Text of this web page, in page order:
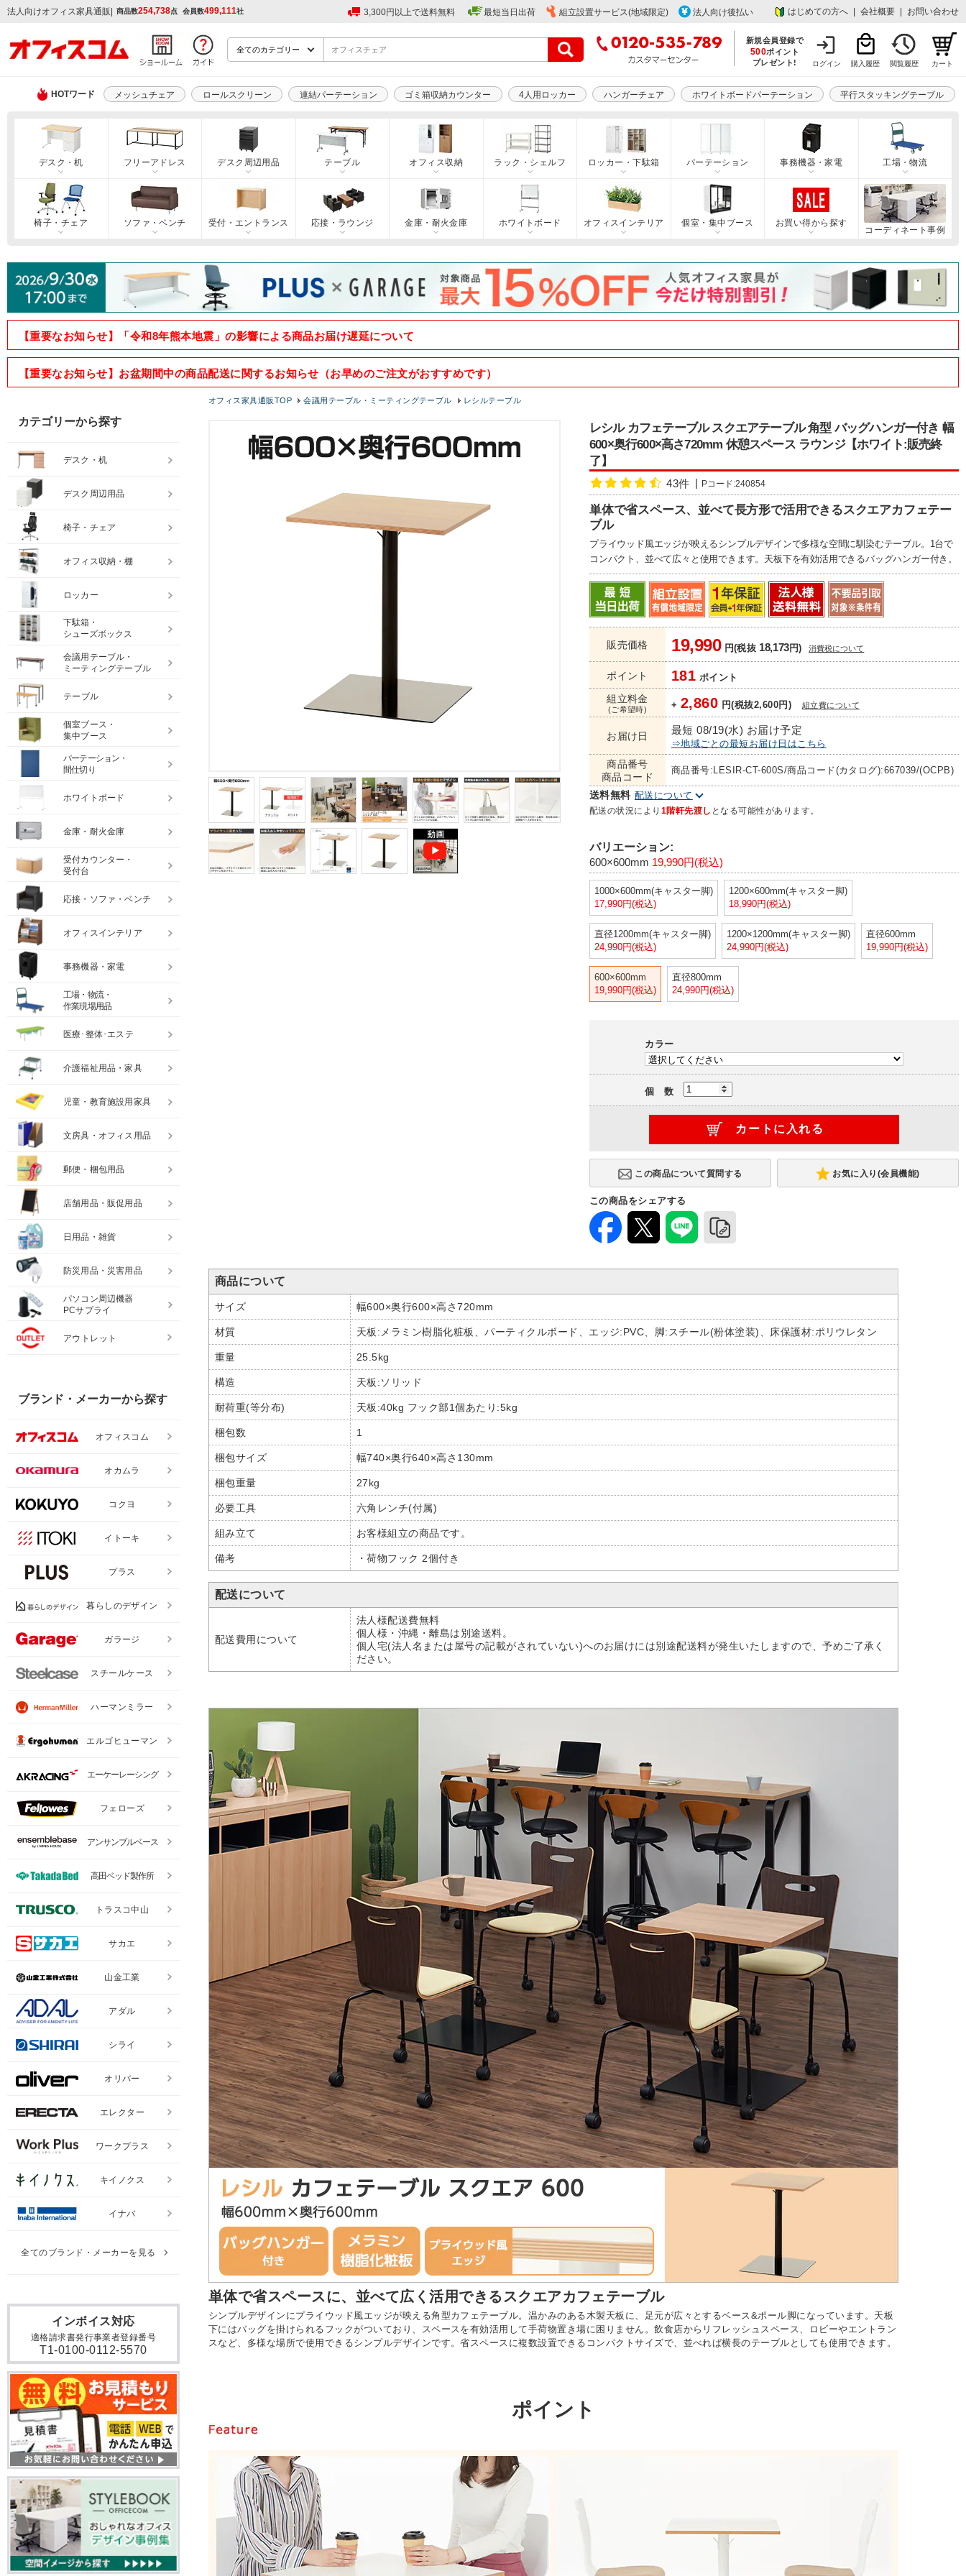
法人向けオフィス家具通販 | 商品数254,738点 会員数499,111社 3,300円以上で送料無料 最短当日出荷 組立設置サービス(地域限定) 法人向け後払い はじめての方へ 会社概要 お問い合わせ
新規会員登録で
500ポイント
プレゼント!
ログイン 購入履歴 閲覧履歴 カート
HOTワード メッシュチェア ロールスクリーン 連結パーテーション ゴミ箱収納カウンター 4人用ロッカー ハンガーチェア ホワイトボードパーテーション 平行スタッキングテーブル
デスク・机 フリーアドレス デスク周辺用品 テーブル オフィス収納 ラック・シェルフ ロッカー・下駄箱 パーテーション 事務機器・家電 工場・物流
椅子・チェア ソファ・ベンチ 受付・エントランス 応接・ラウンジ 金庫・耐火金庫 ホワイトボード オフィスインテリア 個室・集中ブース
お買い得から探す
コーディネート事例
【重要なお知らせ】「令和8年熊本地震」の影響による商品お届け遅延について
【重要なお知らせ】お盆期間中の商品配送に関するお知らせ（お早めのご注文がおすすめです）
オフィス家具通販TOP 会議用テーブル・ミーティングテーブル レシルテーブル
レシル カフェテーブル スクエアテーブル 角型 バッグハンガー付き 幅
600×奥行600×高さ720mm 休憩スペース ラウンジ【ホワイト:販売終
了】
43件 Pコード:240854
単体で省スペース、並べて長方形で活用できるスクエアカフェテー
ブル
プライウッド風エッジが映えるシンプルデザインで多様な空間に馴染むテーブル。1台で
コンパクト、並べて広々と使用できます。天板下を有効活用できるバッグハンガー付き。
販売価格 19,990円(税抜 18,173円) 消費税について
ポイント 181 ポイント
組立料金
(ご希望時) + 2,860 円(税抜2,600円) 組立費について
お届け日 最短 08/19(水) お届け予定
⇒地域ごとの最短お届け日はこちら
商品番号
商品コード
商品番号:LESIR-CT-600S/商品コード(カタログ):667039/(OCPB)
送料無料 配送について
配送の状況により 1階軒先渡し となる可能性があります。
バリエーション:
600×600mm 19,990円(税込)
1000×600mm(キャスター脚)
17,990円(税込)
1200×600mm(キャスター脚)
18,990円(税込)
直径1200mm(キャスター脚)
24,990円(税込)
1200×1200mm(キャスター脚)
24,990円(税込)
直径600mm
19,990円(税込)
600×600mm
19,990円(税込)
直径800mm
24,990円(税込)
カラー
個 数
お気に入り(会員機能)
この商品をシェアする
商品について
サイズ 幅600×奥行600×高さ720mm
材質 天板:メラミン樹脂化粧板、パーティクルボード、エッジ:PVC、脚:スチール(粉体塗装)、床保護材:ポリウレタン
重量 25.5kg
構造 天板:ソリッド
耐荷重(等分布) 天板:40kg フック部1個あたり:5kg
梱包数 1
梱包サイズ 幅740×奥行640×高さ130mm
梱包重量 27kg
必要工具 六角レンチ(付属)
組み立て お客様組立の商品です。
備考 ・荷物フック 2個付き
配送について
配送費用について
法人様配送費無料
個人様・沖縄・離島は別途送料。
個人宅(法人名または屋号の記載がされていない)へのお届けには別途配送料が発生いたしますので、予めご了承く
ださい。
単体で省スペースに、並べて広く活用できるスクエアカフェテーブル
シンプルデザインにプライウッド風エッジが映える角型カフェテーブル。温かみのある木製天板に、足元が広々とするベース&ポール脚になっています。天板
下にはバッグを掛けられるフックがついており、スペースを有効活用して手荷物置き場に困りません。飲食店からリフレッシュスペース、ロビーやエントラン
スなど、多様な場所で使用できるシンプルデザインです。省スペースに複数設置できるコンパクトサイズで、並べれば横長のテーブルとしても使用できます。
ポイント
インボイス対応
適格請求書発行事業者登録番号
T1-0100-0112-5570
カテゴリーから探す
デスク・机
デスク周辺用品
椅子・チェア
オフィス収納・棚
ロッカー
下駄箱・
シューズボックス
会議用テーブル・
ミーティングテーブル
テーブル
個室ブース・
集中ブース
パーテーション・
間仕切り
ホワイトボード
金庫・耐火金庫
受付カウンター・
受付台
応接・ソファ・ベンチ
オフィスインテリア
事務機器・家電
工場・物流・
作業現場用品
医療･整体･エステ
介護福祉用品・家具
児童・教育施設用家具
文房具・オフィス用品
郵便・梱包用品
店舗用品・販促用品
日用品・雑貨
防災用品・災害用品
パソコン周辺機器
PCサプライ
アウトレット
ブランド・メーカーから探す
オフィスコム
オカムラ
コクヨ
イトーキ
プラス
暮らしのデザイン
ガラージ
スチールケース
ハーマンミラー
エルゴヒューマン
エーケーレーシング
フェローズ
アンサンブルベース
高田ベッド製作所
トラスコ中山
サカエ
山金工業
アダル
シライ
オリバー
エレクター
ワークプラス
キイノクス
イナバ
全てのブランド・メーカーを見る